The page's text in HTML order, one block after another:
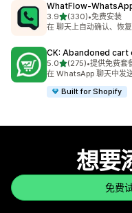
3.9星（满分 5 星）
(330)
总共 330 条评论
•免费安装
在 聊天上自动确认、恢
CK: Abandoned cart
5.0星（满分 5 星）
(275)
总共 275 条评论
•提供免费套
在 WhatsApp 聊天中发
Built for Shopify
想要
免费